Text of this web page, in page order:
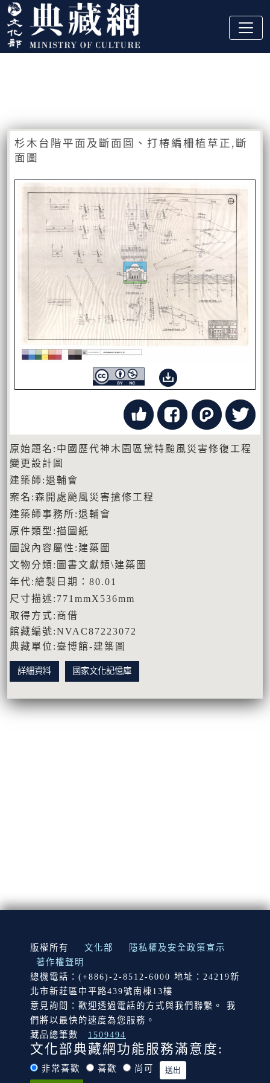
跳到主要內容
:::
杉木台階平面及斷面圖、打椿編柵植草正,斷
面圖
原始題名:中國歷代神木園區黛特颱風災害修復工程
變更設計圖
建築師:退輔會
案名:森開處颱風災害搶修工程
建築師事務所:退輔會
原件類型:描圖紙
圖說內容屬性:建築圖
文物分類:圖書文獻類\建築圖
年代:繪製日期：80.01
尺寸描述:771mmX536mm
取得方式:商借
館藏編號:NVAC87223072
典藏單位:臺博館-建築圖
詳細資料 國家文化記憶庫
:::
版權所有 文化部
隱私權及安全政策宣示
著作權聲明
總機電話：(+886)-2-8512-6000 地址：24219新
北市新莊區中平路439號南棟13樓
意見詢問：歡迎透過電話的方式與我們聯繫。 我
們將以最快的速度為您服務。
藏品總筆數
1509494
文化部典藏網功能服務滿意度:
非常喜歡 喜歡 尚可